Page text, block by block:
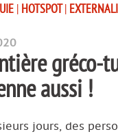
| HOTSPOT|
gréco-
aussi !
jours, des